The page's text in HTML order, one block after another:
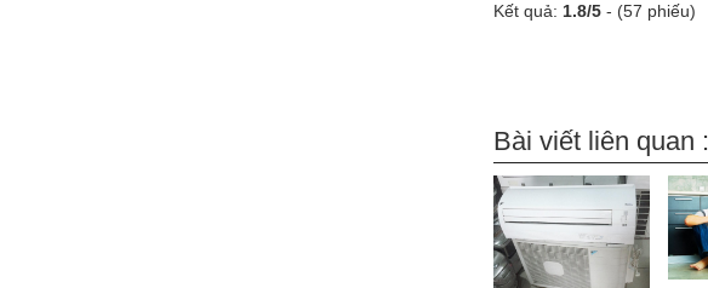
Kết quả: 1.8/5 - (57 phiếu)
Bài viết liên quan :